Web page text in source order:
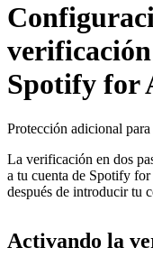
verificación
Spotify for
Protección adicional
La verificación en dos
a tu cuenta de Spotify
después de introducir tu
Activando la